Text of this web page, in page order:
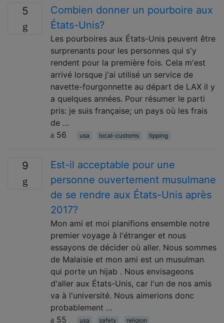
5
Combien donner un pourboire aux
États-Unis?
Les pourboires aux États-Unis peuvent être
surprenants pour les personnes qui s'y
rendent pour la première fois. Cela m'est
arrivé lorsque j'ai utilisé un service de
navette-fourgonnette au départ de LAX il y
a quelques années. Pour résumer le parti
pris: je suis française; un pays où les frais
de …
56
usa local-customs tipping
9
Est-il acceptable pour une
personne ouvertement musulmane
de se rendre aux États-Unis après
2017?
Mon ami et moi planifions ensemble notre
premier voyage à l'étranger et nous
essayons de décider où aller. Nous sommes
de Malaisie et mon ami est un musulman
qui porte un hijab . Nous envisageons
d'aller aux États-Unis, car l'un de nos amis
va à l'université. Nous aimerions donc
probablement …
55
usa safety religion